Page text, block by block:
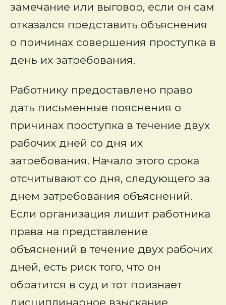
замечание или выговор, если он сам
отказался представить объяснения
о причинах совершения проступка в
день их затребования.
Работнику предоставлено право
дать письменные пояснения о
причинах проступка в течение двух
рабочих дней со дня их
затребования. Начало этого срока
отсчитывают со дня, следующего за
днем затребования объяснений.
Если организация лишит работника
права на представление
объяснений в течение двух рабочих
дней, есть риск того, что он
обратится в суд и тот признает
дисциплинарное взыскание